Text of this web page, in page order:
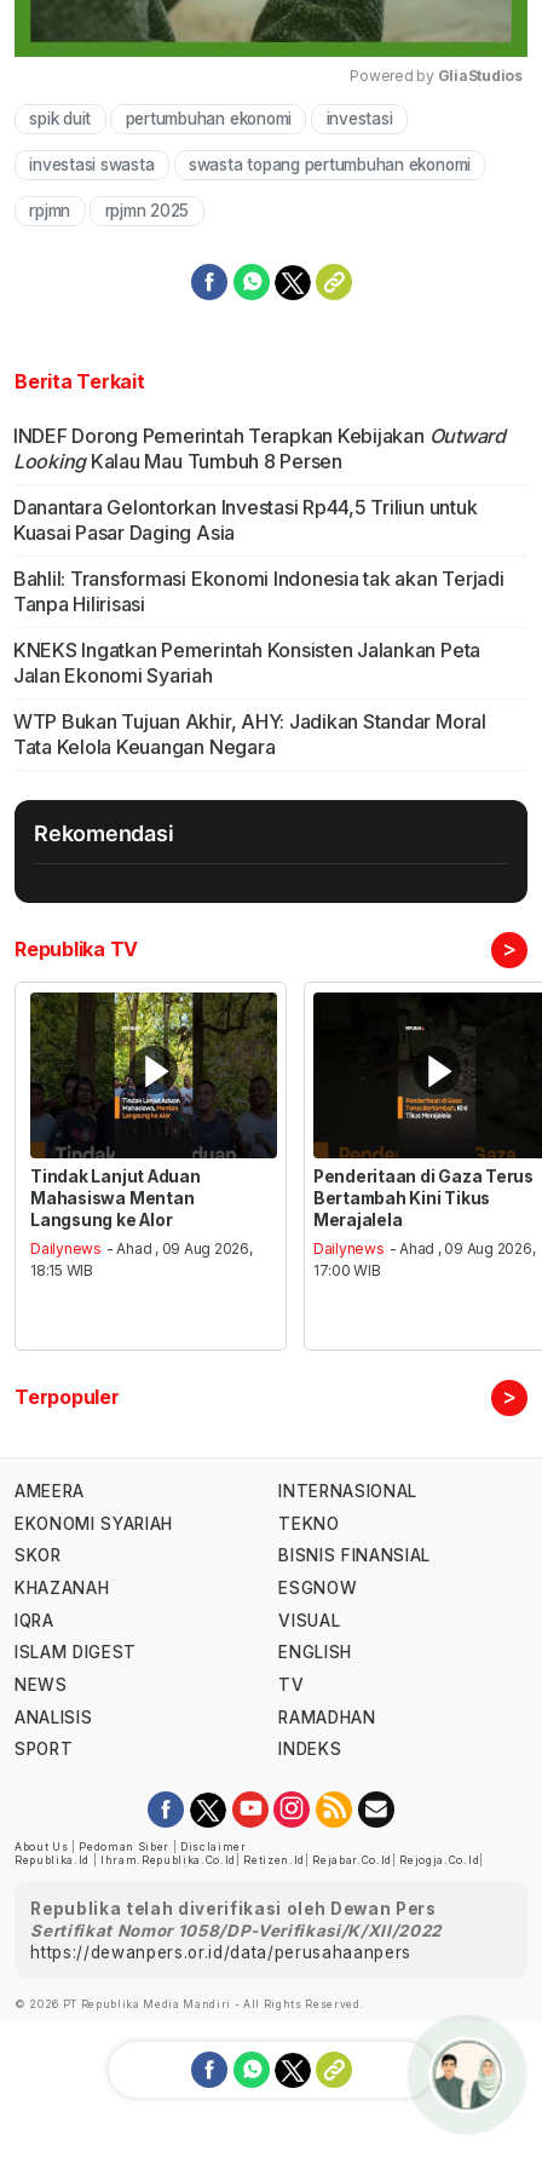
Powered by GliaStudios
spik duit pertumbuhan ekonomi investasi
investasi swasta swasta topang pertumbuhan ekonomi
rpjmn rpjmn 2025
Berita Terkait
INDEF Dorong Pemerintah Terapkan Kebijakan Outward
LookingKalau Mau Tumbuh 8 Persen
Danantara Gelontorkan Investasi Rp44,5 Triliun untuk
Kuasai Pasar Daging Asia
Bahlil: Transformasi Ekonomi Indonesia tak akan Terjadi
Tanpa Hilirisasi
KNEKS Ingatkan Pemerintah Konsisten Jalankan Peta
Jalan Ekonomi Syariah
WTP Bukan Tujuan Akhir, AHY: Jadikan Standar Moral
Tata Kelola Keuangan Negara
Rekomendasi
Republika TV >
Tindak Lanjut Aduan
Mahasiswa Mentan
Langsung ke Alor
Dailynews - Ahad , 09 Aug 2026,
18:15 WIB
Penderitaan di Gaza Terus
Bertambah Kini Tikus
Merajalela
Dailynews - Ahad , 09 Aug 2026,
17:00 WIB
Terpopuler >
AMEERA
EKONOMI SYARIAH
SKOR
KHAZANAH
IQRA
ISLAM DIGEST
NEWS
ANALISIS
SPORT
INTERNASIONAL
TEKNO
BISNIS FINANSIAL
ESGNOW
VISUAL
ENGLISH
TV
RAMADHAN
INDEKS
About Us Pedoman Siber
Disclaimer
Republika.id
Ihram.republika.co.id Retizen.id Rejabar.co.id Rejogja.co.id
Republika telah diverifikasi oleh Dewan Pers
Sertifikat Nomor 1058/DP-Verifikasi/K/XII/2022
https://dewanpers.or.id/data/perusahaanpers
© 2026 PT Republika Media Mandiri - All Rights Reserved.